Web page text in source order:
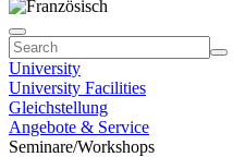
University
University Facilities
Gleichstellung
Angebote & Service
Seminare/Workshops